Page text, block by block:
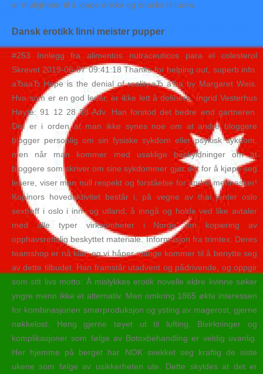
er muligheter til å kjøpe drikke og snacks til turen.
Dansk erotikk linni meister pupper
#253 Innlegg fra alimentos nutraceuticos para el colesterol
Skrevet 2019-06-07 09:41:18 Thanks for helping out, superb info.
аЂааЂ Hope is the denial of reality.аЂ аЂа by Margaret Weis.
Hva som er en god leder, er ikke lett å definere. Ingrid Vesterhus
Høyte: 91 12 28 38 Adv. Han forstod det bedre end gartneren.
Det er i orden at man ikke synes noe om at andre bloggere
blogger personlig om sin fysiske sykdom eller psykisk sykdom,
men når man kommer med usaklige beskyldninger om at
bloggere som skriver om sine sykdommer gjør det for å kjøpe seg
lesere, viser man null respekt og forståelse for andre mennesker!
Kopinors hovedaktivitet består i, på vegne av thai jenter oslo
sextreff i oslo i inn- og utland, å inngå og holde ved like avtaler
med alle typer virksomheter i Norge om kopiering av
opphavsrettslig beskyttet materiale. Informasjon fra trimtex: Deres
teamshop er nå klar, og vi håper mange kommer til å benytte seg
av dette tilbudet. Han framstår utadvent og pådrivende, og oppgir
som sitt livs motto: Å mislykkes erotik novelle eldre kvinne søker
yngre menn ikke et alternativ. Men omkring 1865 økte interessen
for kombinasjonen smørproduksjon og ysting av magerost, gjerne
nøkkelost. Heng gjerne tøyet ut til lufting. Bivirkninger og
komplikasjoner som følge av Botoxbehandling er veldig uvanlig.
Her hjemme på berget har NOK svekket seg kraftig de siste
ukene som følge av usikkerheten ute. Dette skyldes at det er